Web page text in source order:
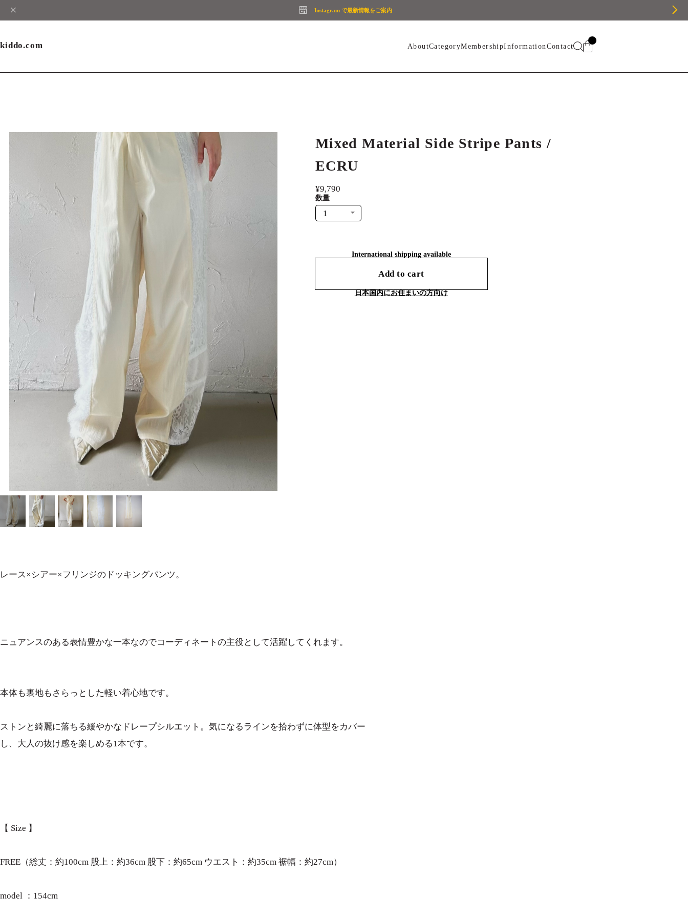
Instagram で最新情報をご案内
kiddo.com AboutCategoryMembershipInformation Contact
Mixed Material Side Stripe Pants /
ECRU
¥9,790
数量
International shipping available
Add to cart
日本国内にお住まいの方向け
レース×シアー×フリンジのドッキングパンツ。
ニュアンスのある表情豊かな一本なのでコーディネートの主役として活躍してくれます。
本体も裏地もさらっとした軽い着心地です。
ストンと綺麗に落ちる緩やかなドレープシルエット。気になるラインを拾わずに体型をカバー
し、大人の抜け感を楽しめる1本です。
【 Size 】
FREE（総丈：約100cm 股上：約36cm 股下：約65cm ウエスト：約35cm 裾幅：約27cm）
model ：154cm